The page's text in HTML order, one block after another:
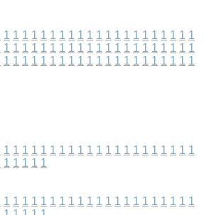
1 1 1 1 1 1 1 1 1 1 1 1 1 1 1 1 1 1 1 1 1
1 1 1 1 1 1 1 1 1 1 1 1 1 1 1 1 1 1 1 1 1
1 1 1 1 1 1 1 1 1 1 1 1 1 1 1 1 1 1 1 1 1
1 1 1 1 1 1 1 1 1 1 1 1 1 1 1 1 1 1 1 1 1
1 1 1 1 1
1 1 1 1 1 1 1 1 1 1 1 1 1 1 1 1 1 1 1 1 1